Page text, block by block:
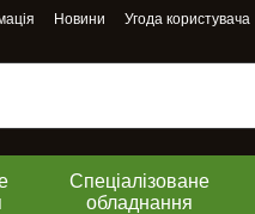
Новини Угода користувача
Спеціалізоване
обладнання